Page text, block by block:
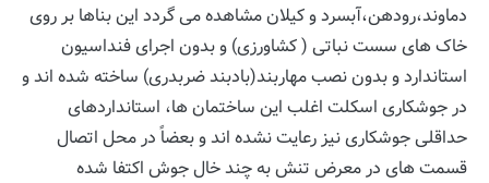
دماوند،رودهن،آبسرد و کیلان مشاهده می گردد این بناها بر روی
خاک های سست نباتی ( کشاورزی) و بدون اجرای فنداسیون
استاندارد و بدون نصب مهاربند(بادبند ضربدری) ساخته شده اند و
در جوشکاری اسکلت اغلب این ساختمان ها، استانداردهای
حداقلی جوشکاری نیز رعایت نشده اند و بعضاً در محل اتصال
قسمت های در معرض تنش به چند خال جوش اکتفا شده